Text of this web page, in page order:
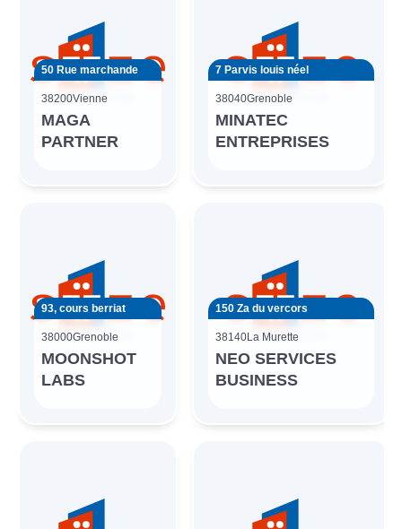
50 Rue marchande
38200Vienne
MAGA
PARTNER
7 Parvis louis néel
38040Grenoble
MINATEC
ENTREPRISES
93, cours berriat
38000Grenoble
MOONSHOT
LABS
150 Za du vercors
38140La Murette
NEO SERVICES
BUSINESS